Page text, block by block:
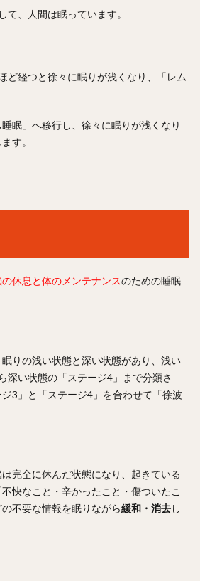
て、人間は眠っています。
ど経つと徐々に眠りが浅くなり、「レム
眠」へ移行し、徐々に眠りが浅くなり
す。
の休息と体のメンテナンスのための睡眠
眠りの浅い状態と深い状態があり、浅い
深い状態の「ステージ4」まで分類さ
3」と「ステージ4」を合わせて「徐波
は完全に休んだ状態になり、起きている
快なこと・辛かったこと・傷ついたこ
不要な情報を眠りながら緩和・消去し